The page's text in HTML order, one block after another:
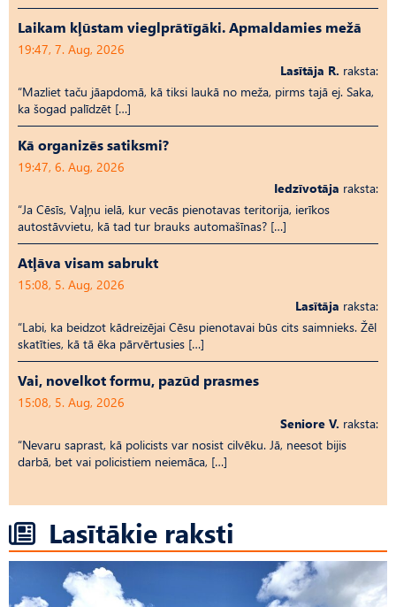
Laikam kļūstam vieglprātīgāki. Apmaldamies mežā
19:47, 7. Aug, 2026
Lasītāja R. raksta:
“Mazliet taču jāapdomā, kā tiksi laukā no meža, pirms tajā ej. Saka,
ka šogad palīdzēt […]
Kā organizēs satiksmi?
19:47, 6. Aug, 2026
Iedzīvotāja raksta:
“Ja Cēsīs, Vaļņu ielā, kur vecās pienotavas teritorija, ierīkos
autostāvvietu, kā tad tur brauks automašīnas? […]
Atļāva visam sabrukt
15:08, 5. Aug, 2026
Lasītāja raksta:
“Labi, ka beidzot kādreizējai Cēsu pienotavai būs cits saimnieks. Žēl
skatīties, kā tā ēka pārvērtusies […]
Vai, novelkot formu, pazūd prasmes
15:08, 5. Aug, 2026
Seniore V. raksta:
“Nevaru saprast, kā policists var nosist cilvēku. Jā, neesot bijis
darbā, bet vai policistiem neiemāca, […]
Lasītākie raksti